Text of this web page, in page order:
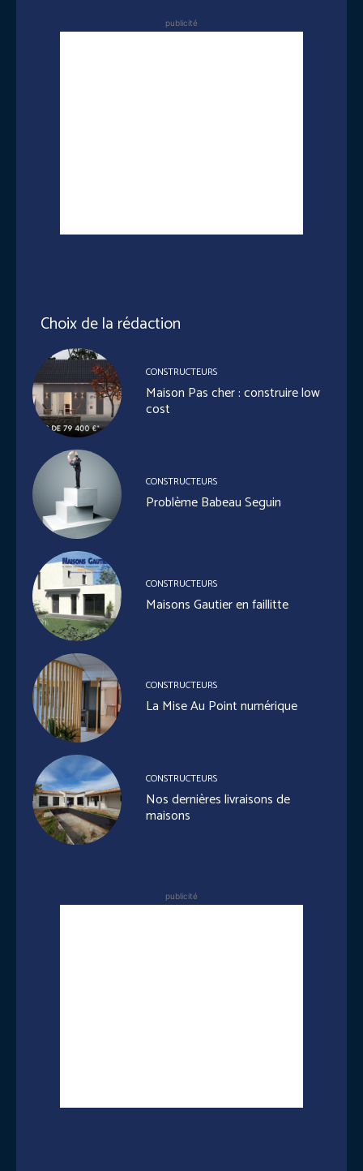
publicité
Choix de la rédaction
CONSTRUCTEURS
Maison Pas cher : construire low
cost
CONSTRUCTEURS
Problème Babeau Seguin
CONSTRUCTEURS
Maisons Gautier en faillitte
CONSTRUCTEURS
La Mise Au Point numérique
CONSTRUCTEURS
Nos dernières livraisons de
maisons
publicité